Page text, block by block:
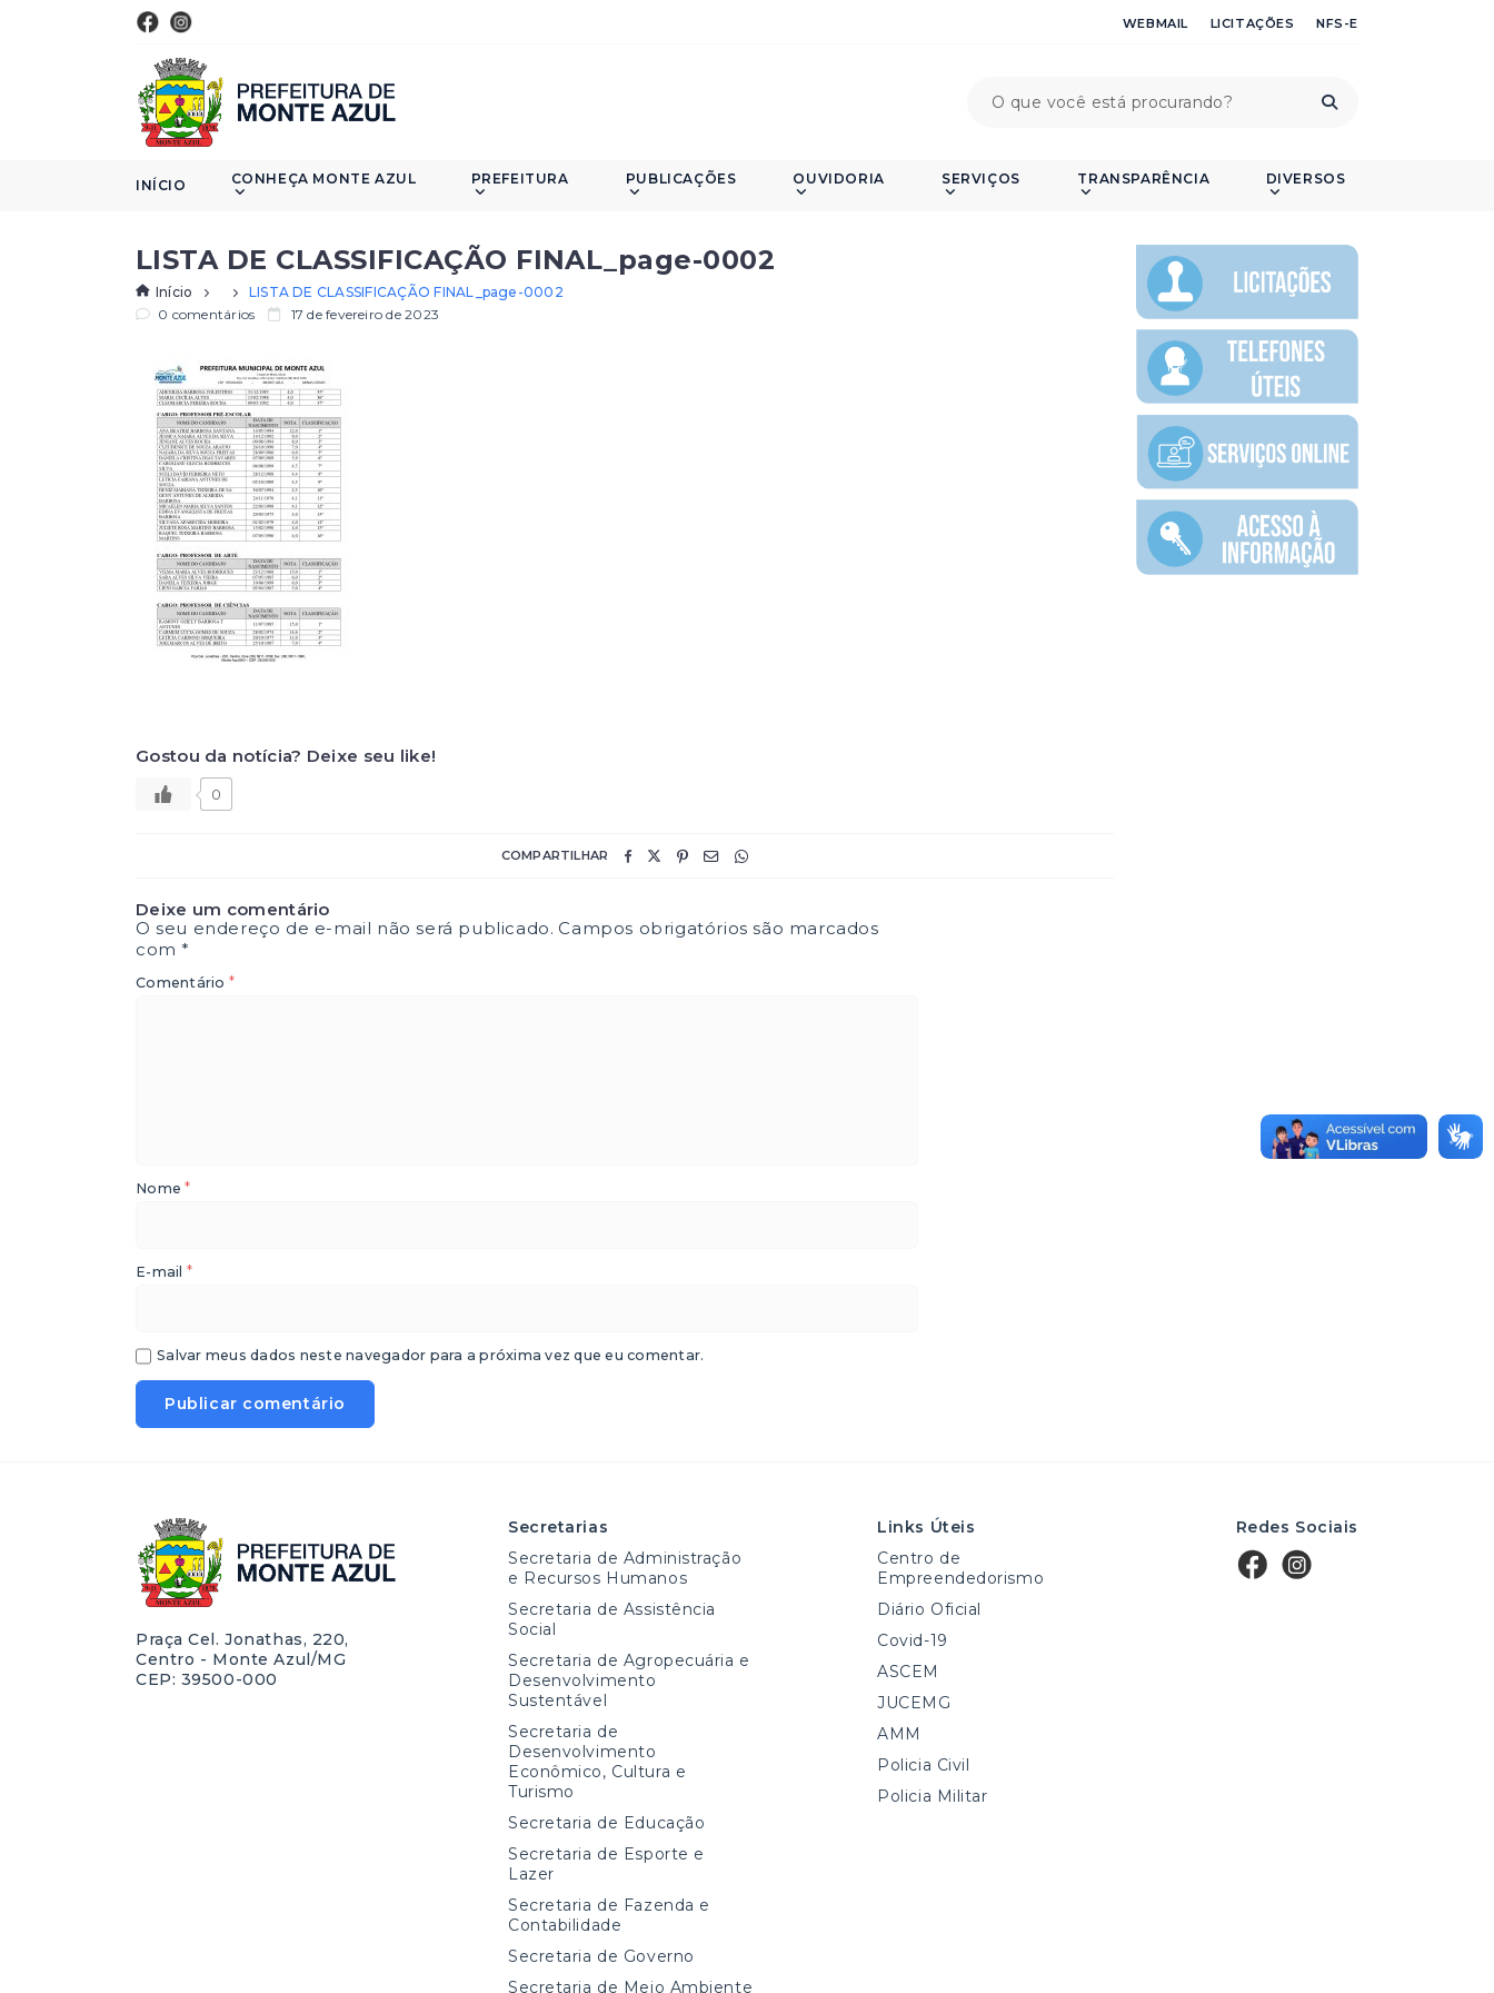
WEBMAIL LICITAÇÕES NFS-E
INÍCIO CONHEÇA MONTE AZUL PREFEITURA PUBLICAÇÕES OUVIDORIA SERVIÇOS TRANSPARÊNCIA DIVERSOS
LISTA DE CLASSIFICAÇÃO FINAL_page-0002
Início
LISTA DE CLASSIFICAÇÃO FINAL_page-0002
0 comentários
17 de fevereiro de 2023
Gostou da notícia? Deixe seu like!
0
COMPARTILHAR
Deixe um comentário
O seu endereço de e-mail não será publicado. Campos obrigatórios são marcados
com*
Comentário *
Nome*
E-mail *
Salvar meus dados neste navegador para a próxima vez que eu comentar.
Praça Cel. Jonathas, 220,
Centro - Monte Azul/MG
CEP: 39500-000
Secretarias
Secretaria de Administração
e Recursos Humanos
Secretaria de Assistência
Social
Secretaria de Agropecuária e
Desenvolvimento
Sustentável
Secretaria de
Desenvolvimento
Econômico, Cultura e
Turismo
Secretaria de Educação
Secretaria de Esporte e
Lazer
Secretaria de Fazenda e
Contabilidade
Secretaria de Governo
Secretaria de Meio Ambiente
Links Úteis
Centro de
Empreendedorismo
Diário Oficial
Covid-19
ASCEM
JUCEMG
AMM
Policia Civil
Policia Militar
Redes Sociais